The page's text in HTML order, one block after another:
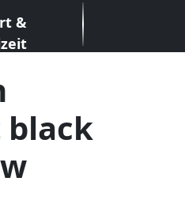
&
black